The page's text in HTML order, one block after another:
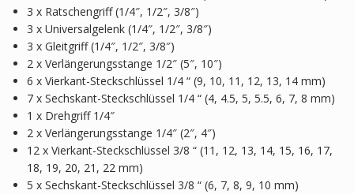
3 x Ratschengriff (1/4″, 1/2″, 3/8″)
3 x Universalgelenk (1/4″, 1/2″, 3/8″)
3 x Gleitgriff (1/4″, 1/2″, 3/8″)
2 x Verlängerungsstange 1/2″ (5″, 10″)
6 x Vierkant-Steckschlüssel 1/4 “ (9, 10, 11, 12, 13, 14 mm)
7 x Sechskant-Steckschlüssel 1/4 “ (4, 4.5, 5, 5.5, 6, 7, 8 mm)
1 x Drehgriff 1/4″
2 x Verlängerungsstange 1/4″ (2″, 4″)
12 x Vierkant-Steckschlüssel 3/8 “ (11, 12, 13, 14, 15, 16, 17,
18, 19, 20, 21, 22 mm)
5 x Sechskant-Steckschlüssel 3/8 “ (6, 7, 8, 9, 10 mm)